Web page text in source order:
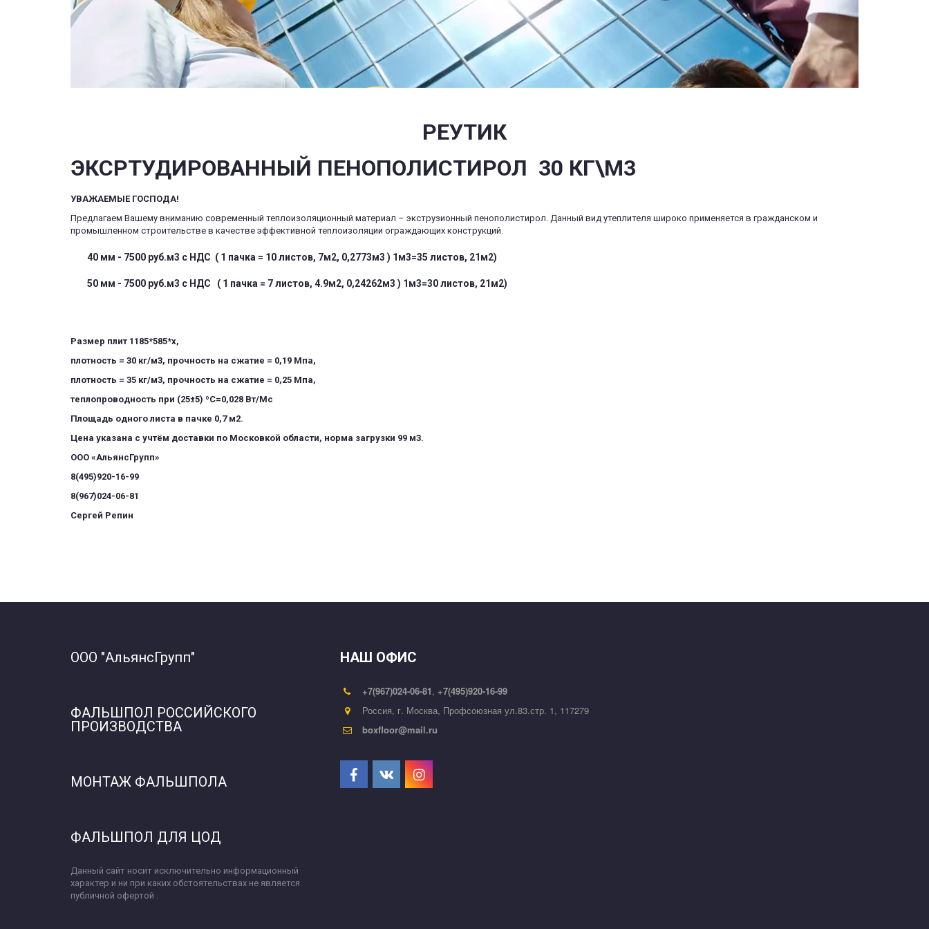
РЕУТИК
ЭКСРТУДИРОВАННЫЙ ПЕНОПОЛИСТИРОЛ  30 КГ\М3
УВАЖАЕМЫЕ ГОСПОДА!
Предлагаем Вашему вниманию современный теплоизоляционный материал – экструзионный пенополистирол. Данный вид утеплителя широко применяется в гражданском и
промышленном строительстве в качестве эффективной теплоизоляции ограждающих конструкций.
40 мм - 7500 руб.м3 с НДС  ( 1 пачка = 10 листов, 7м2, 0,2773м3 ) 1м3=35 листов, 21м2)
        50 мм - 7500 руб.м3 с НДС   ( 1 пачка = 7 листов, 4.9м2, 0,24262м3 ) 1м3=30 листов, 21м2)
Размер плит 1185*585*х,
плотность = 30 кг/м3, прочность на сжатие = 0,19 Мпа,
плотность = 35 кг/м3, прочность на сжатие = 0,25 Мпа,
теплопроводность при (25±5) ºС=0,028 Вт/Мс
Площадь одного листа в пачке 0,7 м2.
Цена указана с учтём доставки по Московкой области, норма загрузки 99 м3.
ООО «АльянсГрупп»
8(495)920-16-99
8(967)024-06-81
Сергей Репин
ООО "АльянсГрупп"
ФАЛЬШПОЛ РОССИЙСКОГО
ПРОИЗВОДСТВА
МОНТАЖ ФАЛЬШПОЛА
ФАЛЬШПОЛ ДЛЯ ЦОД
Данный сайт носит исключительно информационный
характер и ни при каких обстоятельствах не является
публичной офертой .
НАШ ОФИС
+7(967)024-06-81, +7(495)920-16-99
Россия, г. Москва, Профсоюзная ул.83.стр. 1, 117279
boxfloor@mail.ru